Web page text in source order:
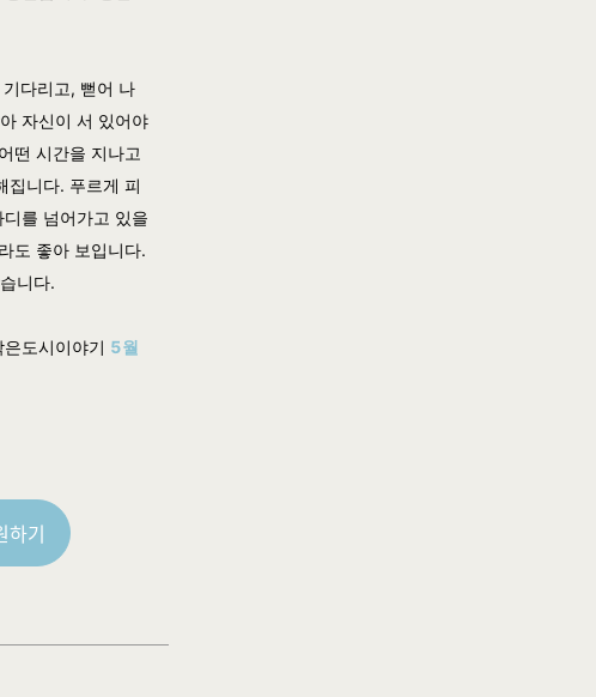
다리고, 뻗어 나
자신이 서 있어야
떤 시간을 지나고
집니다. 푸르게 피
를 넘어가고 있을
도 좋아 보입니다.
니다.
도시이야기 5월
하기